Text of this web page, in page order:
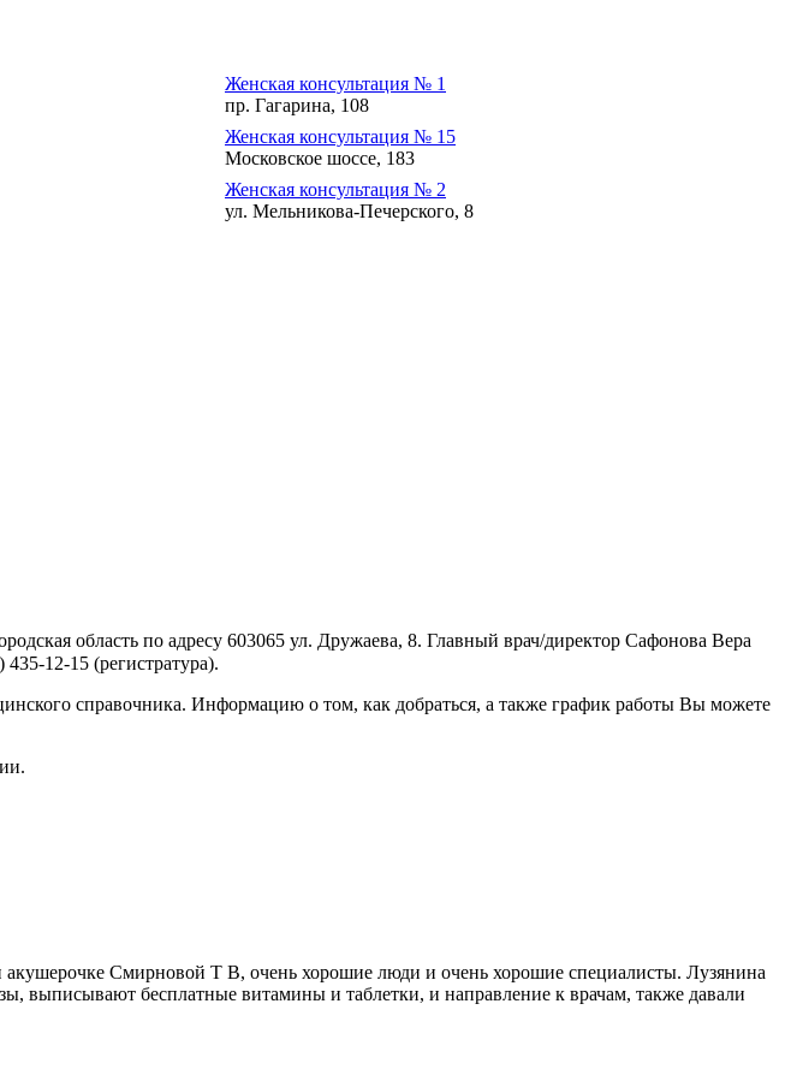
Женская консультация № 1
пр. Гагарина, 108
Женская консультация № 15
Московское шоссе, 183
Женская консультация № 2
ул. Мельникова-Печерского, 8
область по адресу 603065 ул. Дружаева, 8. Главный врач/директор Сафонова Вера
12-15 (регистратура).
справочника. Информацию о том, как добраться, а также график работы Вы можете
Смирновой Т В, очень хорошие люди и очень хорошие специалисты. Лузянина
выписывают бесплатные витамины и таблетки, и направление к врачам, также давали